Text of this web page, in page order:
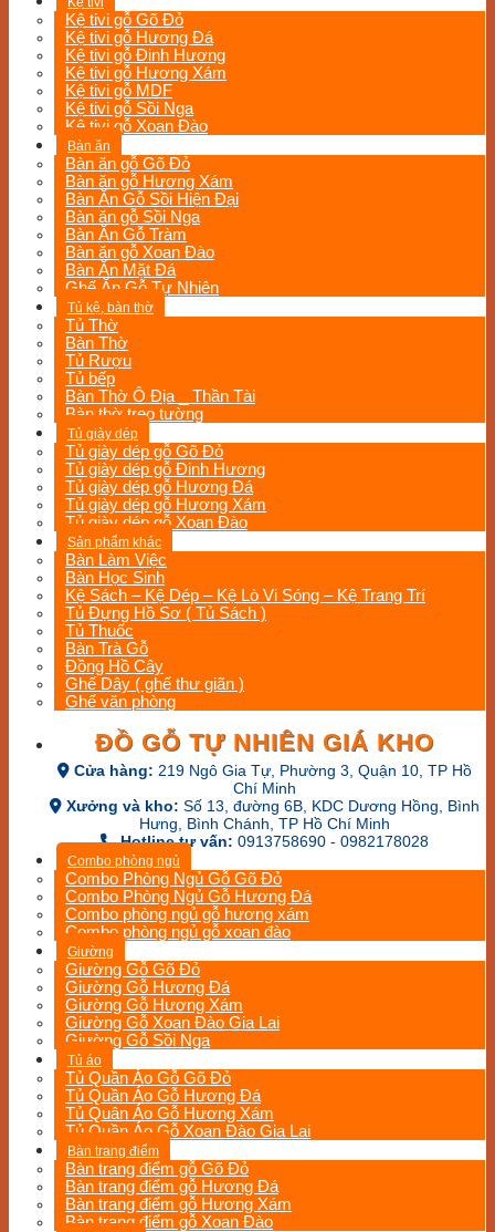
Kệ tivi gỗ Gõ Đỏ
Kệ tivi gỗ Hương Đá
Kệ tivi gỗ Đinh Hương
Kệ tivi gỗ Hương Xám
Kệ tivi gỗ MDF
Kệ tivi gỗ Sồi Nga
Kệ tivi gỗ Xoan Đào
Bàn ăn
Bàn ăn gỗ Gõ Đỏ
Bàn ăn gỗ Hương Xám
Bàn Ăn Gỗ Sồi Hiện Đại
Bàn ăn gỗ Sồi Nga
Bàn Ăn Gỗ Tràm
Bàn ăn gỗ Xoan Đào
Bàn Ăn Mặt Đá
Ghế Ăn Gỗ Tự Nhiên
Tủ kệ, bàn thờ
Tủ Thờ
Bàn Thờ
Tủ Rượu
Tủ bếp
Bàn Thờ Ô Địa _ Thần Tài
Bàn thờ treo tường
Tủ giày dép
Tủ giày dép gỗ Gõ Đỏ
Tủ giày dép gỗ Đinh Hương
Tủ giày dép gỗ Hương Đá
Tủ giày dép gỗ Hương Xám
Tủ giày dép gỗ Xoan Đào
Sản phẩm khác
Bàn Làm Việc
Bàn Học Sinh
Kệ Sách – Kệ Dép – Kệ Lò Vi Sóng – Kệ Trang Trí
Tủ Đựng Hồ Sơ ( Tủ Sách )
Tủ Thuốc
Bàn Trà Gỗ
Đồng Hồ Cây
Ghế Dây ( ghế thư giãn )
Ghế văn phòng
ĐỒ GỖ TỰ NHIÊN GIÁ KHO
Cửa hàng: 219 Ngô Gia Tự, Phường 3, Quận 10, TP Hồ
Chí Minh
Xưởng và kho: Số 13, đường 6B, KDC Dương Hồng, Bình
Hưng, Bình Chánh, TP Hồ Chí Minh
Hotline tư vấn: 0913758690 - 0982178028
Combo phòng ngủ
Combo Phòng Ngủ Gỗ Gõ Đỏ
Combo Phòng Ngủ Gỗ Hương Đá
Combo phòng ngủ gỗ hương xám
Combo phòng ngủ gỗ xoan đào
Giường
Giường Gỗ Gõ Đỏ
Giường Gỗ Hương Đá
Giường Gỗ Hương Xám
Giường Gỗ Xoan Đào Gia Lai
Giường Gỗ Sồi Nga
Tủ áo
Tủ Quần Áo Gỗ Gõ Đỏ
Tủ Quần Áo Gỗ Hương Đá
Tủ Quân Áo Gỗ Hương Xám
Tủ Quần Áo Gỗ Xoan Đào Gia Lai
Bàn trang điểm
Bàn trang điểm gỗ Gõ Đỏ
Bàn trang điểm gỗ Hương Đá
Bàn trang điểm gỗ Hương Xám
Bàn trang điểm gỗ Xoan Đào